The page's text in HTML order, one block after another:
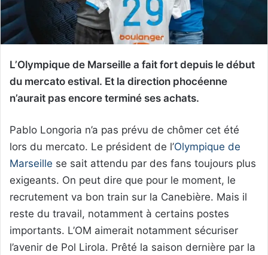
L’Olympique de Marseille a fait fort depuis le début
du mercato estival. Et la direction phocéenne
n’aurait pas encore terminé ses achats.
Pablo Longoria n’a pas prévu de chômer cet été
lors du mercato. Le président de l’Olympique de
Marseille se sait attendu par des fans toujours plus
exigeants. On peut dire que pour le moment, le
recrutement va bon train sur la Canebière. Mais il
reste du travail, notamment à certains postes
importants. L’OM aimerait notamment sécuriser
l’avenir de Pol Lirola. Prêté la saison dernière par la